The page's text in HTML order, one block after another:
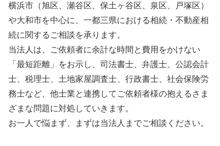
横浜市（旭区、瀬谷区、保土ヶ谷区、泉区、戸塚区）
や大和市を中心に、一都三県における相続・不動産相
続に関するご相談を承ります。
当法人は、ご依頼者に余計な時間と費用をかけない
「最短距離」をお示し、司法書士、弁護士、公認会計
士、税理士、土地家屋調査士、行政書士、社会保険労
務士など、他士業と連携してご依頼者様の抱えるさま
ざまな問題に対処していきます。
お一人で悩まず、まずは当法人までご相談ください。